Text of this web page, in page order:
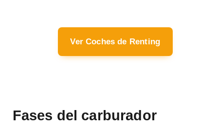
Ver Coches de Renting
Fases del carburador